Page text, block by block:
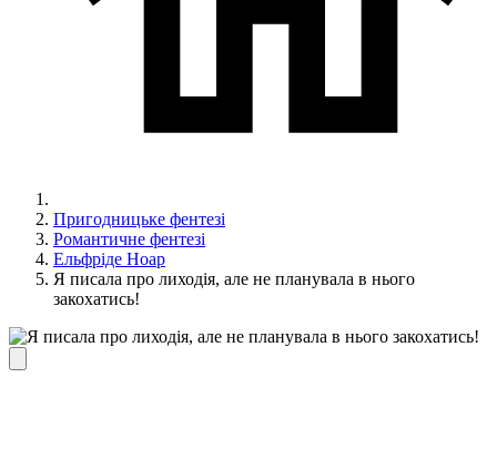
Пригодницьке фентезі
Романтичне фентезі
Ельфріде Ноар
Я писала про лиходія, але не планувала в нього
закохатись!